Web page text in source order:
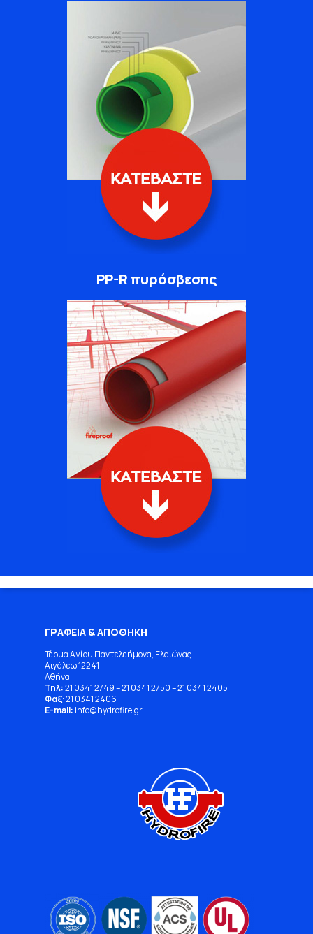
PP-R πυρόσβεσης
ΓΡΑΦΕΙΑ & ΑΠΟΘΗΚΗ
Τέρμα Αγίου Παντελεήμονα, Ελαιώνας
Αιγάλεω 12241
Αθήνα
Τηλ:21 0341 2749–21 0341 2750–21 0341 2405
Φαξ: 21 0341 2406
E-mail: info@hydrofire.gr